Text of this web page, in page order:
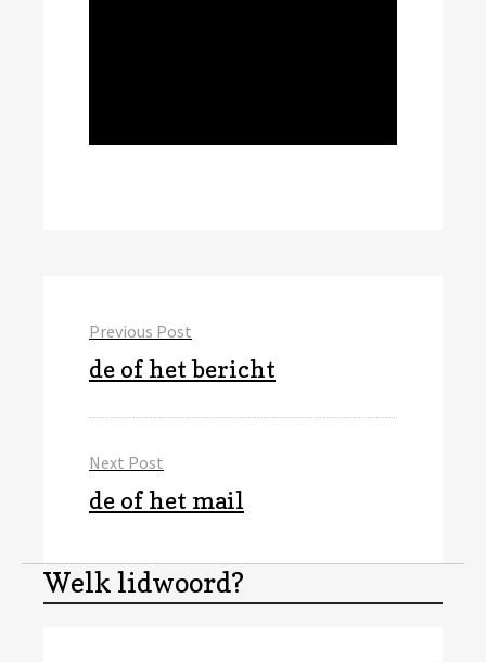
navigatie
Previous Post
Previous
de of het bericht
Next Post
Next
de of het mail
Welk lidwoord?